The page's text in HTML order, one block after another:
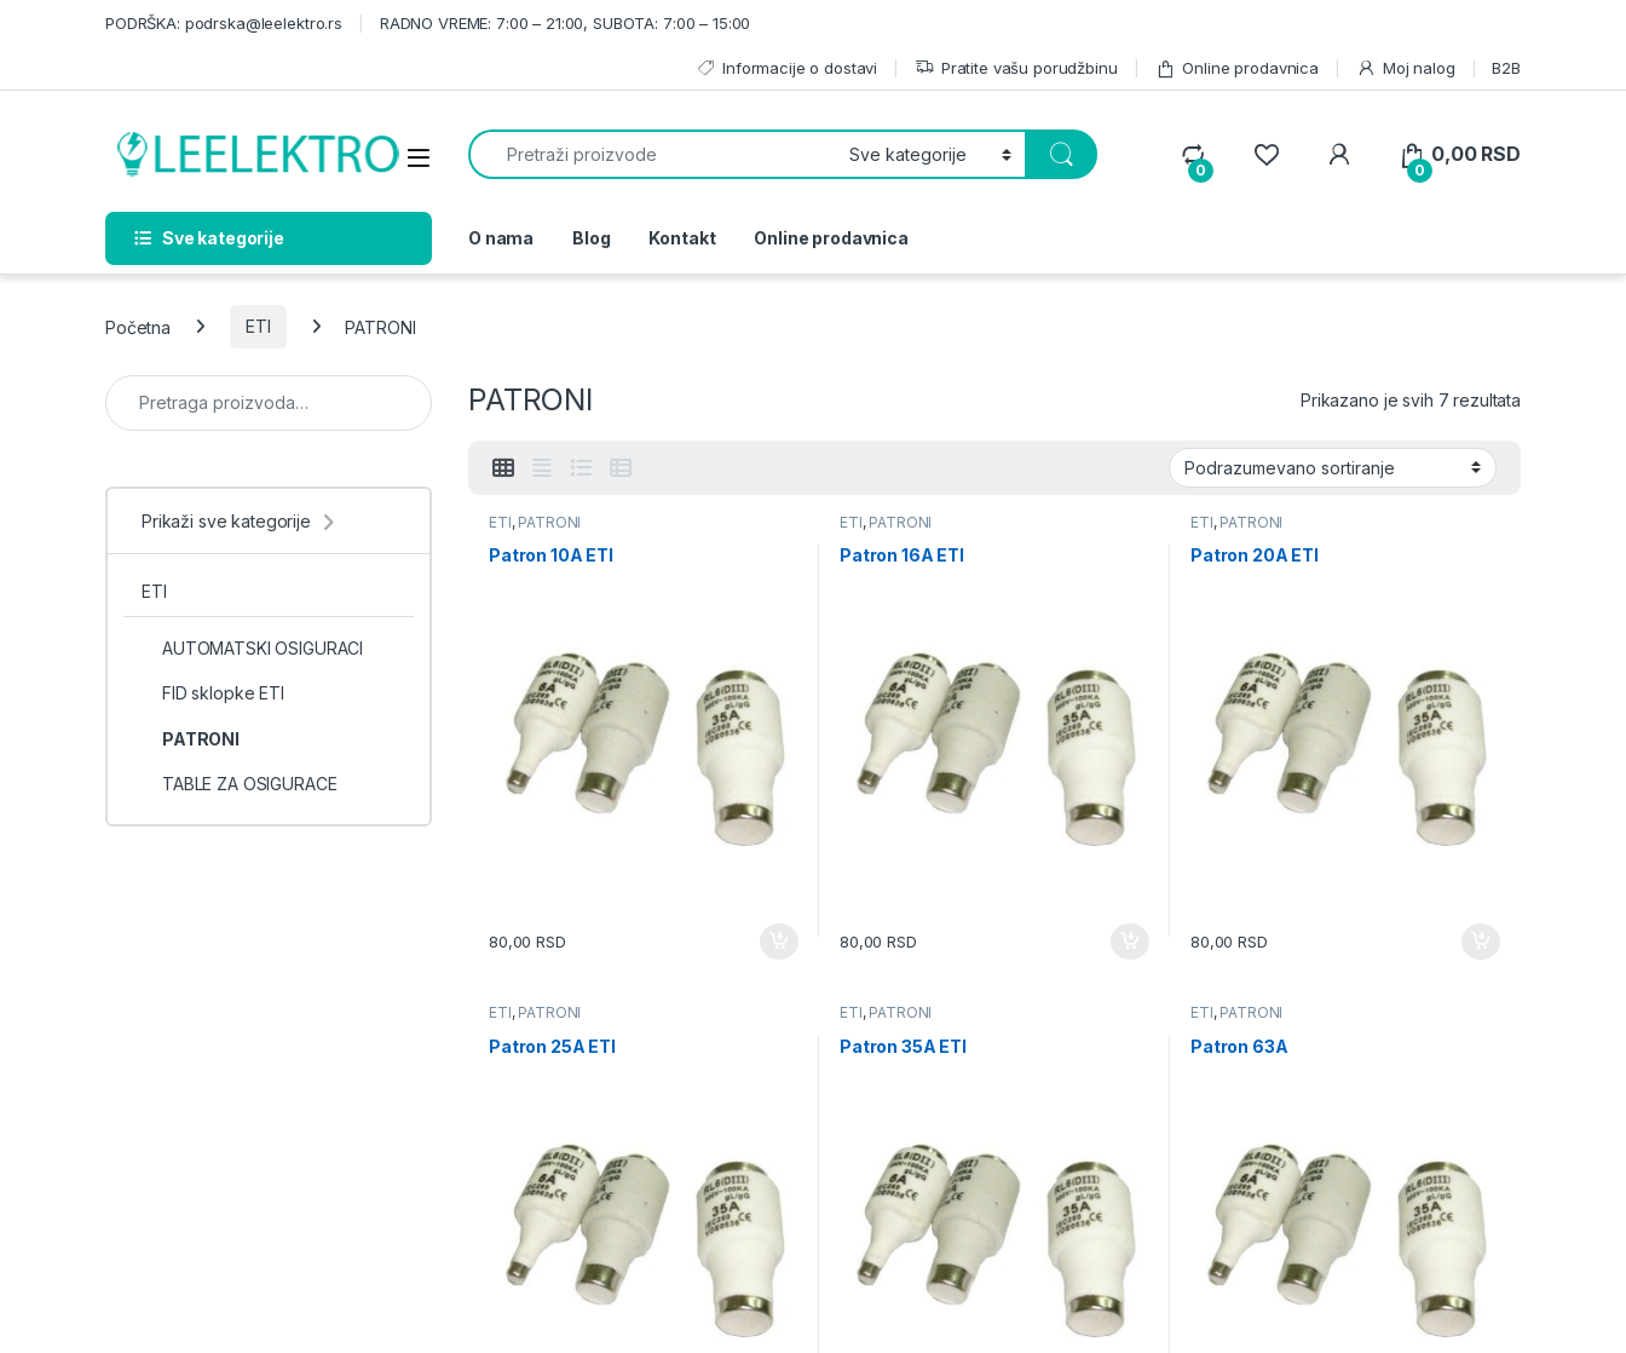
PODRŠKA: podrska@leelektro.rs RADNO VREME: 7:00 – 21:00, SUBOTA: 7:00 – 15:00
Informacije o dostavi Pratite vašu porudžbinu Online prodavnica Moj nalog B2B
Search for:
0 0
0,00 RSD
Sve kategorije O nama Blog Kontakt Online prodavnica
Početna ETI PATRONI
PATRONI Prikazano je svih 7 rezultata
ETI, PATRONI
Patron 10A ETI
80,00RSD
ETI, PATRONI
Patron 16A ETI
80,00RSD
ETI, PATRONI
Patron 20A ETI
80,00RSD
ETI, PATRONI
Patron 25A ETI
ETI, PATRONI
Patron 35A ETI
ETI, PATRONI
Patron 63A
Pretraga za:
Prikaži sve kategorije
ETI
AUTOMATSKI OSIGURACI
FID sklopke ETI
PATRONI
TABLE ZA OSIGURACE